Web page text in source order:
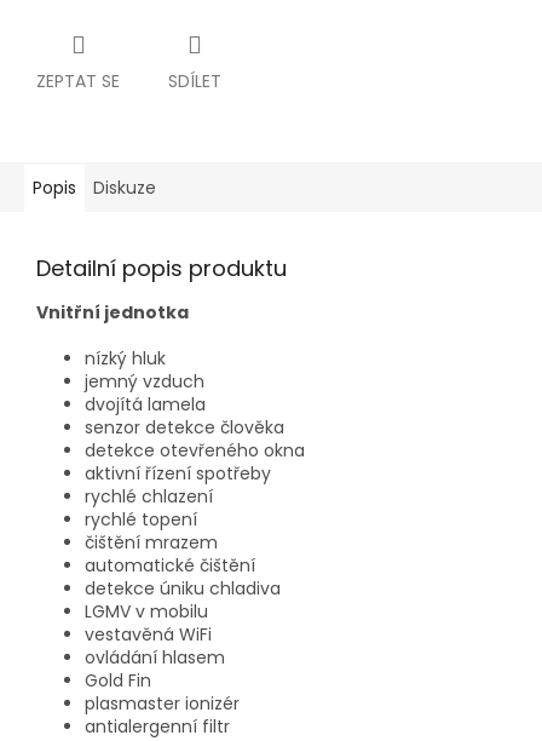
ZEPTAT SE SDÍLET
Popis Diskuze
Detailní popis produktu
Vnitřní jednotka
nízký hluk
jemný vzduch
dvojítá lamela
senzor detekce člověka
detekce otevřeného okna
aktivní řízení spotřeby
rychlé chlazení
rychlé topení
čištění mrazem
automatické čištění
detekce úniku chladiva
LGMV v mobilu
vestavěná WiFi
ovládání hlasem
Gold Fin
plasmaster ionizér
antialergenní filtr